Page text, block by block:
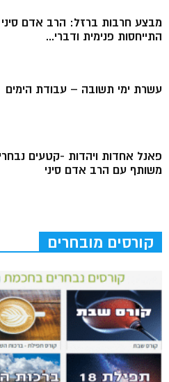
מבצע חרבות ברזל: הרב אדם
התייחסות פנימית ודברי...
עשרת ימי תשובה – עבודת הימים
פאנל אחדות ויהדות -קטעים
משותף עם הרב אדם סיני
קורסים מובחרים